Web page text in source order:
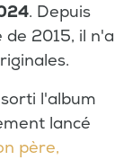
. Depuis
de 2015, il n'a
l'album
lancé
père,